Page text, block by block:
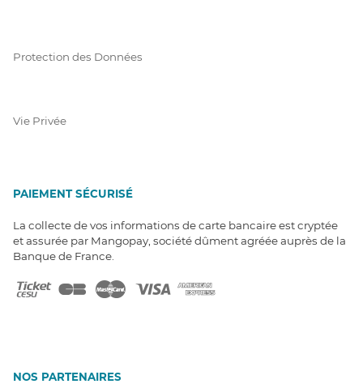
Protection des Données
Vie Privée
PAIEMENT SÉCURISÉ
La collecte de vos informations de carte bancaire est cryptée
et assurée par Mangopay, société dûment agréée auprès de la
Banque de France.
NOS PARTENAIRES